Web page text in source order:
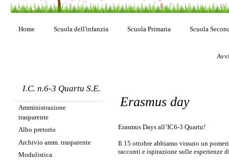
Home Scuola dell'infanzia Scuola Primaria Scuola
I.C. n.6-3 Quartu S.E.
Amministrazione
trasparente
Albo pretorio
Archivio amm. trasparente
Modulistica
Erasmus day
Erasmus Days all’IC6-3 Quartu!
Il 15 ottobre abbiamo vissuto un
racconti e ispirazione sulle esperienze